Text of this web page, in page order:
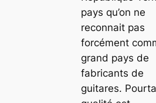
pays qu’on ne
reconnait pas
forcément
grand pays de
fabricants de
guitares.